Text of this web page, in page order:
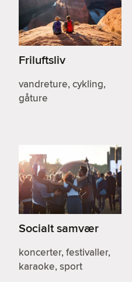
Friluftsliv
vandreture, cykling,
gåture
Socialt samvær
koncerter, festivaller,
karaoke, sport